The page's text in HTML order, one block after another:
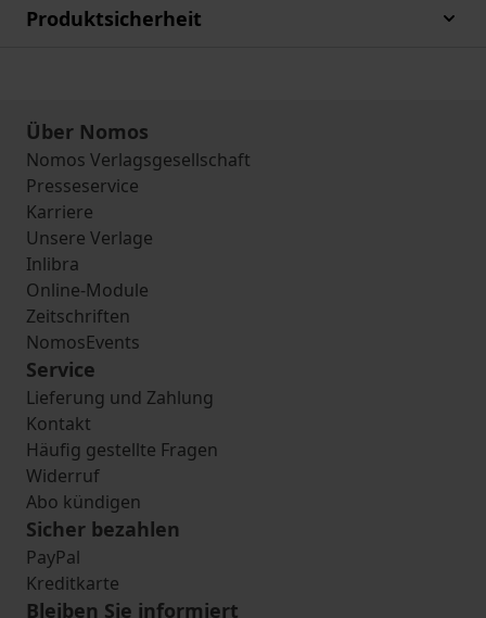
Produktsicherheit
Über Nomos
Nomos Verlagsgesellschaft
Presseservice
Karriere
Unsere Verlage
Inlibra
Online-Module
Zeitschriften
NomosEvents
Service
Lieferung und Zahlung
Kontakt
Häufig gestellte Fragen
Widerruf
Abo kündigen
Sicher bezahlen
PayPal
Kreditkarte
Bleiben Sie informiert